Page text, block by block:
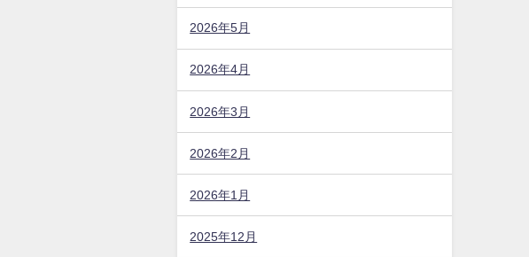
2026年5月
2026年4月
2026年3月
2026年2月
2026年1月
2025年12月